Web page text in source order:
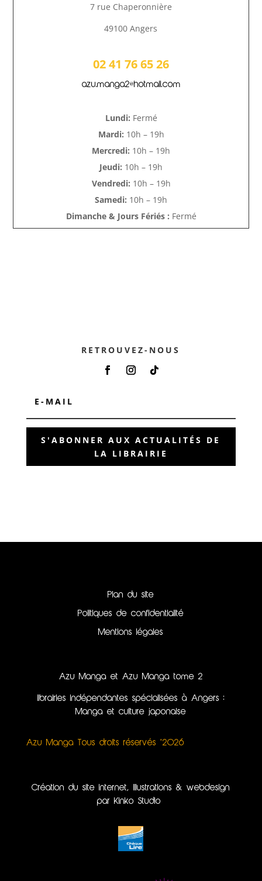
7 rue Chaperonnière
49100 Angers
02 41 76 65 26
azu.manga2@hotmail.com
Lundi: Fermé
Mardi: 10h – 19h
Mercredi: 10h – 19h
Jeudi: 10h – 19h
Vendredi: 10h – 19h
Samedi: 10h – 19h
Dimanche & Jours Fériés : Fermé
RETROUVEZ-NOUS
S'ABONNER AUX ACTUALITÉS DE
LA LIBRAIRIE
Plan du site
Politiques de confidentialité
Mentions légales
Azu Manga et Azu Manga tome 2
librairies indépendantes spécialisées à Angers :
Manga et culture japonaise
Azu Manga Tous droits réservés ©2026
Création du site internet, illustrations & webdesign
par Kinko Studio